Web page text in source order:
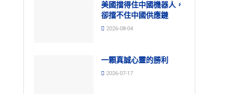
美國擋得住中國機器人，
卻擋不住中國供應鏈
2026-08-04
一顆真誠心靈的勝利
2026-07-17